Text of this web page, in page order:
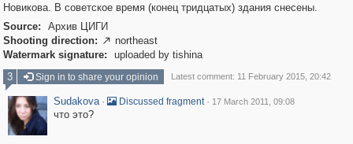
Новикова. В советское время (конец тридцатых) здания снесены.
Source:
Архив ЦИГИ
Shooting direction:  northeast
Watermark signature:
uploaded by tishina
3
Sign in to share your opinion Latest comment: 11 February 2015, 20:42
Sudakova · Discussed fragment · 17 March 2011, 09:08
что это?